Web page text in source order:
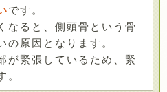
です。
なると、側頭骨という骨
の原因となります。
が緊張しているため、緊
。